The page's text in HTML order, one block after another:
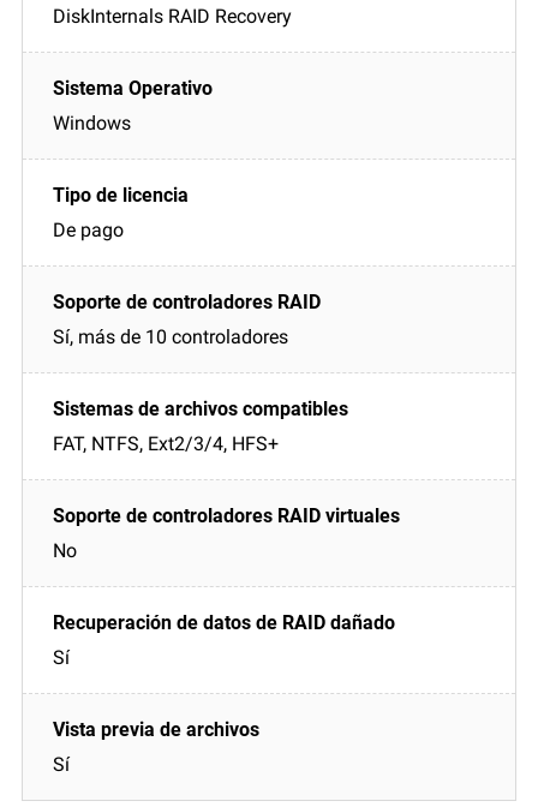
DiskInternals RAID Recovery
Windows
De pago
Sí, más de 10 controladores
FAT, NTFS, Ext2/3/4, HFS+
No
Sí
Sí